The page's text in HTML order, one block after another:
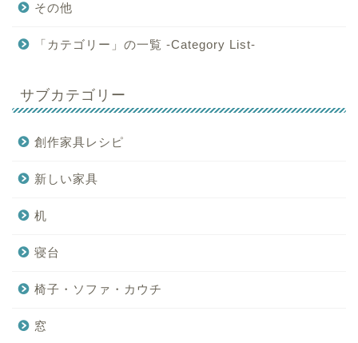
その他
「カテゴリー」の一覧 -Category List-
サブカテゴリー
創作家具レシピ
新しい家具
机
寝台
椅子・ソファ・カウチ
窓